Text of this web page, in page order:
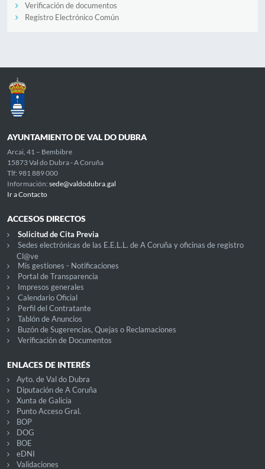
Verificación de documentos
Registro Electrónico Común
AYUNTAMIENTO DE VAL DO DUBRA
Arcai, 41 – Bembibre
15873 Val do Dubra - A Coruña
Tlf: 981 889 000
Información: sede@valdodubra.gal
Ir a Contacto
ACCESOS DIRECTOS
Solicitud de Cita Previa
Sedes electrónicas de las E.E.L.L. de A Coruña y oficinas de registro
Cl@ve
Mis gestiones - Notificaciones
Portal de Transparencia
Impresos generales
Calendario Oficial
Perfil del Contratante
Tablón de Anuncios
Buzón de Sugerencias, Quejas o Reclamaciones
Verificación de Documentos
ENLACES DE INTERÉS
Ayto. de Val do Dubra
Diputación de A Coruña
Xunta de Galicia
Punto Acceso Gral.
BOP
DOG
BOE
eDNI
Validaciones